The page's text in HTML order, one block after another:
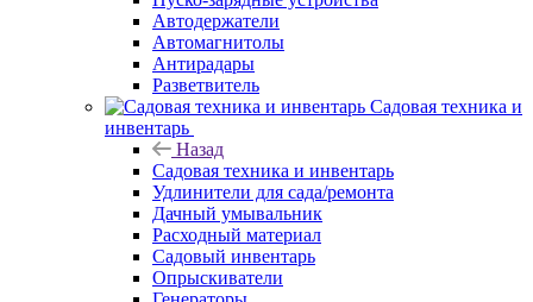
Автодержатели
Автомагнитолы
Антирадары
Разветвитель
Садовая техника и
инвентарь
Назад
Садовая техника и инвентарь
Удлинители для сада/ремонта
Дачный умывальник
Расходный материал
Садовый инвентарь
Опрыскиватели